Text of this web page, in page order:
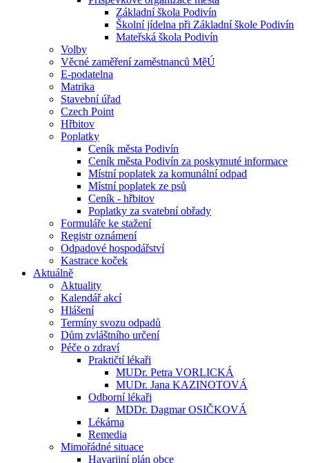
Základní škola Podivín
Školní jídelna při Základní škole Podivín
Mateřská škola Podivín
Volby
Věcné zaměření zaměstnanců MěÚ
E-podatelna
Matrika
Stavební úřad
Czech Point
Hřbitov
Poplatky
Ceník města Podivín
Ceník města Podivín za poskytnuté informace
Místní poplatek za komunální odpad
Místní poplatek ze psů
Ceník - hřbitov
Poplatky za svatební obřady
Formuláře ke stažení
Registr oznámení
Odpadové hospodářství
Kastrace koček
Aktuálně
Aktuality
Kalendář akcí
Hlášení
Termíny svozu odpadů
Dům zvláštního určení
Péče o zdraví
Praktičtí lékaři
MUDr. Petra VORLICKÁ
MUDr. Jana KAZINOTOVÁ
Odborní lékaři
MDDr. Dagmar OSIČKOVÁ
Lékárna
Remedia
Mimořádné situace
Havarijní plán obce